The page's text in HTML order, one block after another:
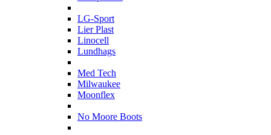
LG-Sport
Lier Plast
Linocell
Lundhags
Med Tech
Milwaukee
Moonflex
No Moore Boots